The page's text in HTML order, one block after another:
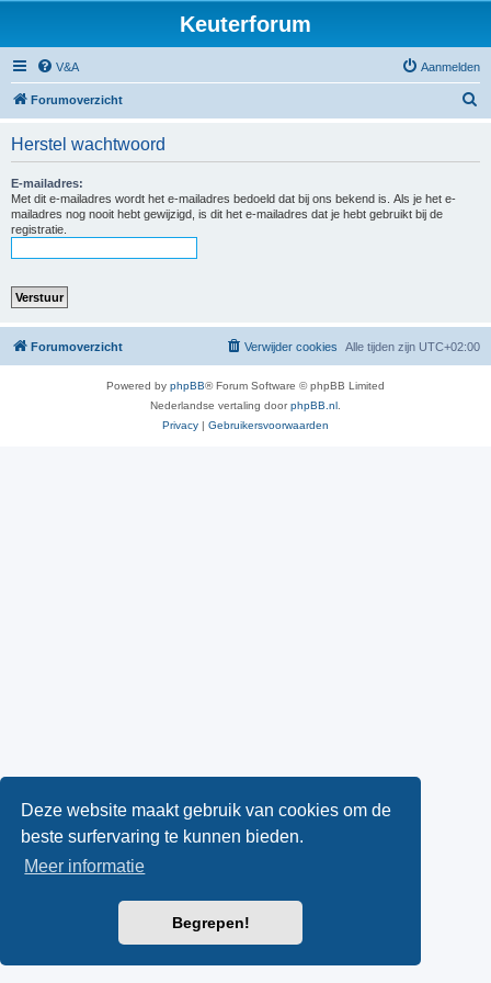
Deze website maakt gebruik van cookies om de
beste surfervaring te kunnen bieden.
Meer informatie
Begrepen!
Keuterforum
V&A Aanmelden
Forumoverzicht
Herstel wachtwoord
E-mailadres:
Met dit e-mailadres wordt het e-mailadres bedoeld dat bij ons bekend is. Als je het e-
mailadres nog nooit hebt gewijzigd, is dit het e-mailadres dat je hebt gebruikt bij de
registratie.
Forumoverzicht Alle tijden zijn UTC+02:00
Verwijder cookies
Powered by phpBB® Forum Software © phpBB Limited
Nederlandse vertaling doorphpBB.nl
Privacy | Gebruikersvoorwaarden